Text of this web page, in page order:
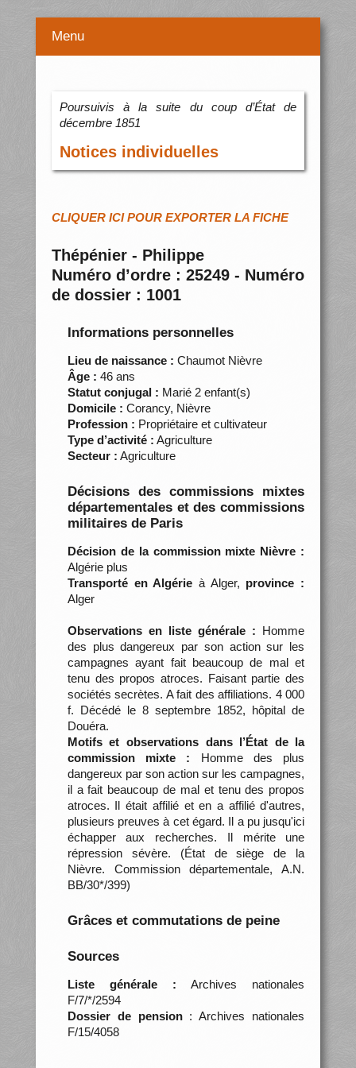
Menu
Poursuivis à la suite du coup d’État de
décembre 1851
Notices individuelles
CLIQUER ICI POUR EXPORTER LA FICHE
Thépénier - Philippe
Numéro d’ordre : 25249 - Numéro
de dossier : 1001
Informations personnelles
Lieu de naissance : Chaumot Nièvre
Âge : 46 ans
Statut conjugal : Marié 2 enfant(s)
Domicile : Corancy, Nièvre
Profession : Propriétaire et cultivateur
Type d’activité : Agriculture
Secteur : Agriculture
Décisions des commissions mixtes
départementales et des commissions
militaires de Paris
Décision de la commission mixte Nièvre :
Algérie plus
Transporté en Algérie à Alger, province :
Alger
Observations en liste générale : Homme
des plus dangereux par son action sur les
campagnes ayant fait beaucoup de mal et
tenu des propos atroces. Faisant partie des
sociétés secrètes. A fait des affiliations. 4 000
f. Décédé le 8 septembre 1852, hôpital de
Douéra.
Motifs et observations dans l’État de la
commission mixte : Homme des plus
dangereux par son action sur les campagnes,
il a fait beaucoup de mal et tenu des propos
atroces. Il était affilié et en a affilié d'autres,
plusieurs preuves à cet égard. Il a pu jusqu'ici
échapper aux recherches. Il mérite une
répression sévère. (État de siège de la
Nièvre. Commission départementale, A.N.
BB/30*/399)
Grâces et commutations de peine
Sources
Liste générale : Archives nationales
F/7/*/2594
Dossier de pension: Archives nationales
F/15/4058